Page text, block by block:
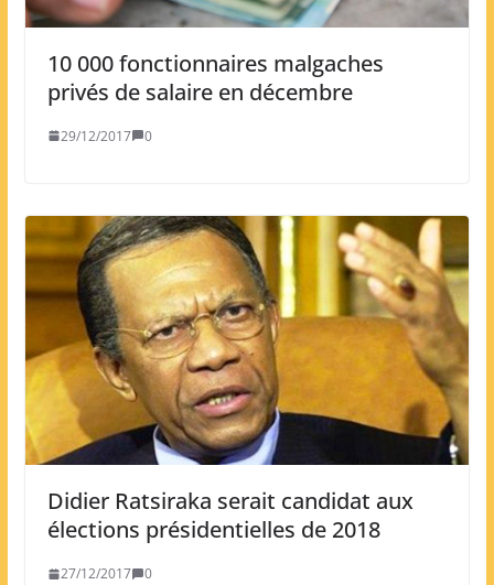
10 000 fonctionnaires malgaches
privés de salaire en décembre
29/12/2017 0
Didier Ratsiraka serait candidat aux
élections présidentielles de 2018
27/12/2017 0